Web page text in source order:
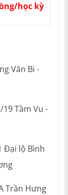
học kỳ
Văn Bi -
19 Tầm Vu -
Đại lộ Bình
Trần Hưng